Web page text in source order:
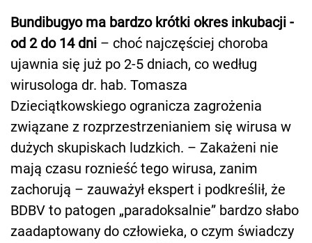
Bundibugyo ma bardzo krótki okres inkubacji -
od 2 do 14 dni – choć najczęściej choroba
ujawnia się już po 2-5 dniach, co według
wirusologa dr. hab. Tomasza
Dzieciątkowskiego ogranicza zagrożenia
związane z rozprzestrzenianiem się wirusa w
dużych skupiskach ludzkich. – Zakażeni nie
mają czasu roznieść tego wirusa, zanim
zachorują – zauważył ekspert i podkreślił, że
BDBV to patogen „paradoksalnie” bardzo słabo
zaadaptowany do człowieka, o czym świadczy